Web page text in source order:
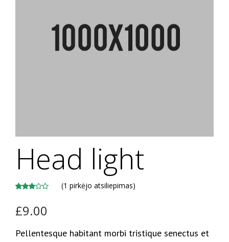
Head light
3.00 iš
5 (viso
)
(1 pirkėjo atsiliepimas)
£9.00
Pellentesque habitant morbi tristique senectus et